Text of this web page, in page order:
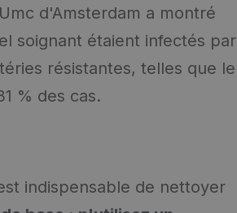
d'Amsterdam a montré
soignant étaient infectés par
résistantes, telles que le
% des cas.
indispensable de nettoyer